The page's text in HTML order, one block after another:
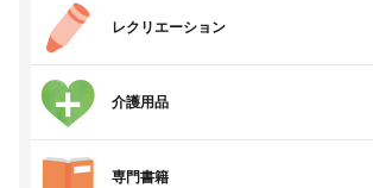
レクリエーション
介護用品
専門書籍